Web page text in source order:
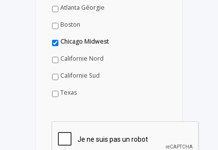
Atlanta Géorgie
Boston
Chicago Midwest
Californie Nord
Californie Sud
Texas